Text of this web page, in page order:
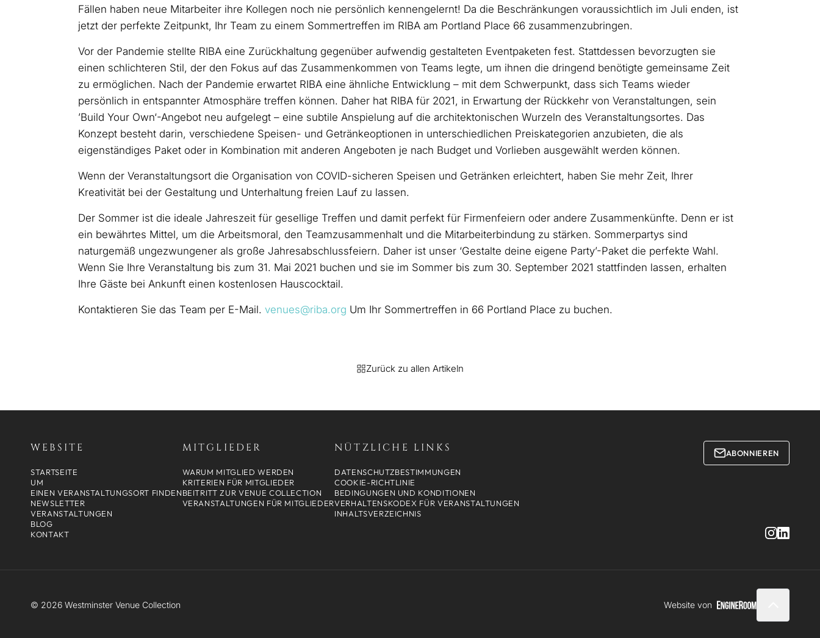
Fällen haben neue Mitarbeiter ihre Kollegen noch nie persönlich kennengelernt! Da die Beschränkungen voraussichtlich im Juli enden, ist
jetzt der perfekte Zeitpunkt, Ihr Team zu einem Sommertreffen im RIBA am Portland Place 66 zusammenzubringen.
Vor der Pandemie stellte RIBA eine Zurückhaltung gegenüber aufwendig gestalteten Eventpaketen fest. Stattdessen bevorzugten sie
einen schlichteren Stil, der den Fokus auf das Zusammenkommen von Teams legte, um ihnen die dringend benötigte gemeinsame Zeit
zu ermöglichen. Nach der Pandemie erwartet RIBA eine ähnliche Entwicklung – mit dem Schwerpunkt, dass sich Teams wieder
persönlich in entspannter Atmosphäre treffen können. Daher hat RIBA für 2021, in Erwartung der Rückkehr von Veranstaltungen, sein
’Build Your Own‘-Angebot neu aufgelegt – eine subtile Anspielung auf die architektonischen Wurzeln des Veranstaltungsortes. Das
Konzept besteht darin, verschiedene Speisen- und Getränkeoptionen in unterschiedlichen Preiskategorien anzubieten, die als
eigenständiges Paket oder in Kombination mit anderen Angeboten je nach Budget und Vorlieben ausgewählt werden können.
Wenn der Veranstaltungsort die Organisation von COVID-sicheren Speisen und Getränken erleichtert, haben Sie mehr Zeit, Ihrer
Kreativität bei der Gestaltung und Unterhaltung freien Lauf zu lassen.
Der Sommer ist die ideale Jahreszeit für gesellige Treffen und damit perfekt für Firmenfeiern oder andere Zusammenkünfte. Denn er ist
ein bewährtes Mittel, um die Arbeitsmoral, den Teamzusammenhalt und die Mitarbeiterbindung zu stärken. Sommerpartys sind
naturgemäß ungezwungener als große Jahresabschlussfeiern. Daher ist unser ‘Gestalte deine eigene Party’-Paket die perfekte Wahl.
Wenn Sie Ihre Veranstaltung bis zum 31. Mai 2021 buchen und sie im Sommer bis zum 30. September 2021 stattfinden lassen, erhalten
Ihre Gäste bei Ankunft einen kostenlosen Hauscocktail.
Kontaktieren Sie das Team per E-Mail. venues@riba.org Um Ihr Sommertreffen in 66 Portland Place zu buchen.
Zurück zu allen Artikeln
WEBSITE
STARTSEITE
UM
EINEN VERANSTALTUNGSORT FINDEN
NEWSLETTER
VERANSTALTUNGEN
BLOG
KONTAKT
MITGLIEDER
WARUM MITGLIED WERDEN
KRITERIEN FÜR MITGLIEDER
BEITRITT ZUR VENUE COLLECTION
VERANSTALTUNGEN FÜR MITGLIEDER
NÜTZLICHE LINKS
DATENSCHUTZBESTIMMUNGEN
COOKIE-RICHTLINIE
BEDINGUNGEN UND KONDITIONEN
VERHALTENSKODEX FÜR VERANSTALTUNGEN
INHALTSVERZEICHNIS
ABONNIEREN
© 2026 Westminster Venue Collection Website von